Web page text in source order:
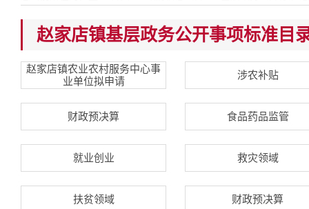
赵家店镇基层政务公开事项标准目
赵家店镇农业农村服务中心事
业单位拟申请
涉农补贴
财政预决算 食品药品监管
就业创业 救灾领域
扶贫领域 财政预决算